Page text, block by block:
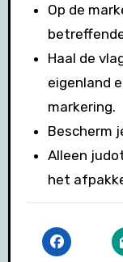
Op de
Haal de
eigenland
markering.
Bescherm
Alleen
het